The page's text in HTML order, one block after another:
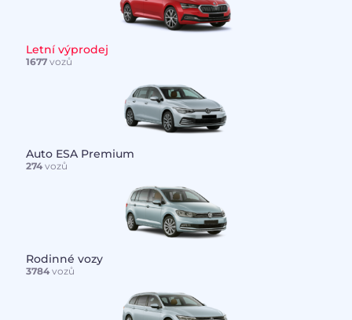
Letní výprodej
1677vozů
Auto ESA Premium
274vozů
Rodinné vozy
3784vozů